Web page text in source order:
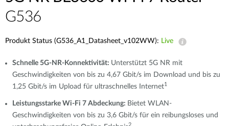
G536
Produkt Status (G536_A1_Datasheet_v102WW): Live
Schnelle 5G-NR-Konnektivität: Unterstützt 5G NR mit
Geschwindigkeiten von bis zu 4,67 Gbit/s im Download und bis zu
1,25 Gbit/s im Upload für ultraschnelles Internet1
Leistungsstarke Wi-Fi 7 Abdeckung: Bietet WLAN-
Geschwindigkeiten von bis zu 3,6 Gbit/s für ein reibungsloses und
2